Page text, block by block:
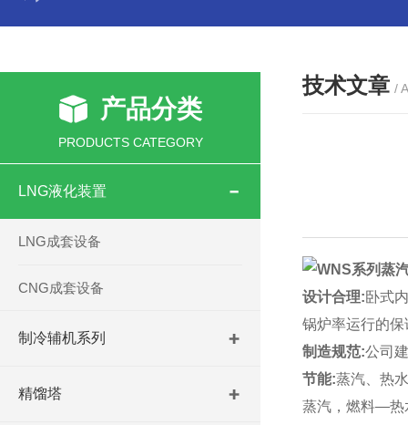
产品分类
PRODUCTS CATEGORY
LNG液化装置
LNG成套设备
CNG成套设备
制冷辅机系列
精馏塔
技术文章 /
WNS系列蒸
设计合理:卧式
锅炉率运行的保
制造规范:公司
节能:蒸汽、热
蒸汽，燃料—热